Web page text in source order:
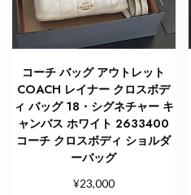
コーチ バッグ アウトレット
COACH レイナー クロスボデ
ィ バッグ 18・シグネチャー キ
ャンバス ホワイト 2633400
コーチ クロスボディ ショルダ
ーバッグ
¥23,000